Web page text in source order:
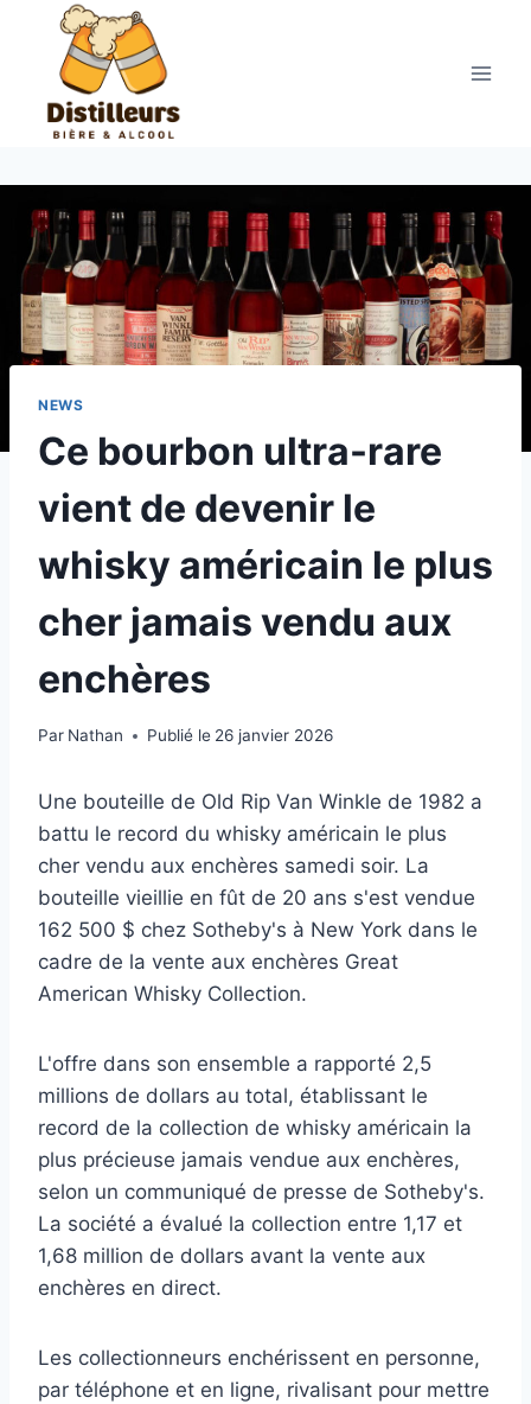
contenu
NEWS
Ce bourbon ultra-rare
vient de devenir le
whisky américain le plus
cher jamais vendu aux
enchères
Par Nathan Publié le 26 janvier 2026
Une bouteille de Old Rip Van Winkle de 1982 a
battu le record du whisky américain le plus
cher vendu aux enchères samedi soir. La
bouteille vieillie en fût de 20 ans s'est vendue
162 500 $ chez Sotheby's à New York dans le
cadre de la vente aux enchères Great
American Whisky Collection.
L'offre dans son ensemble a rapporté 2,5
millions de dollars au total, établissant le
record de la collection de whisky américain la
plus précieuse jamais vendue aux enchères,
selon un communiqué de presse de Sotheby's.
La société a évalué la collection entre 1,17 et
1,68 million de dollars avant la vente aux
enchères en direct.
Les collectionneurs enchérissent en personne,
par téléphone et en ligne, rivalisant pour mettre